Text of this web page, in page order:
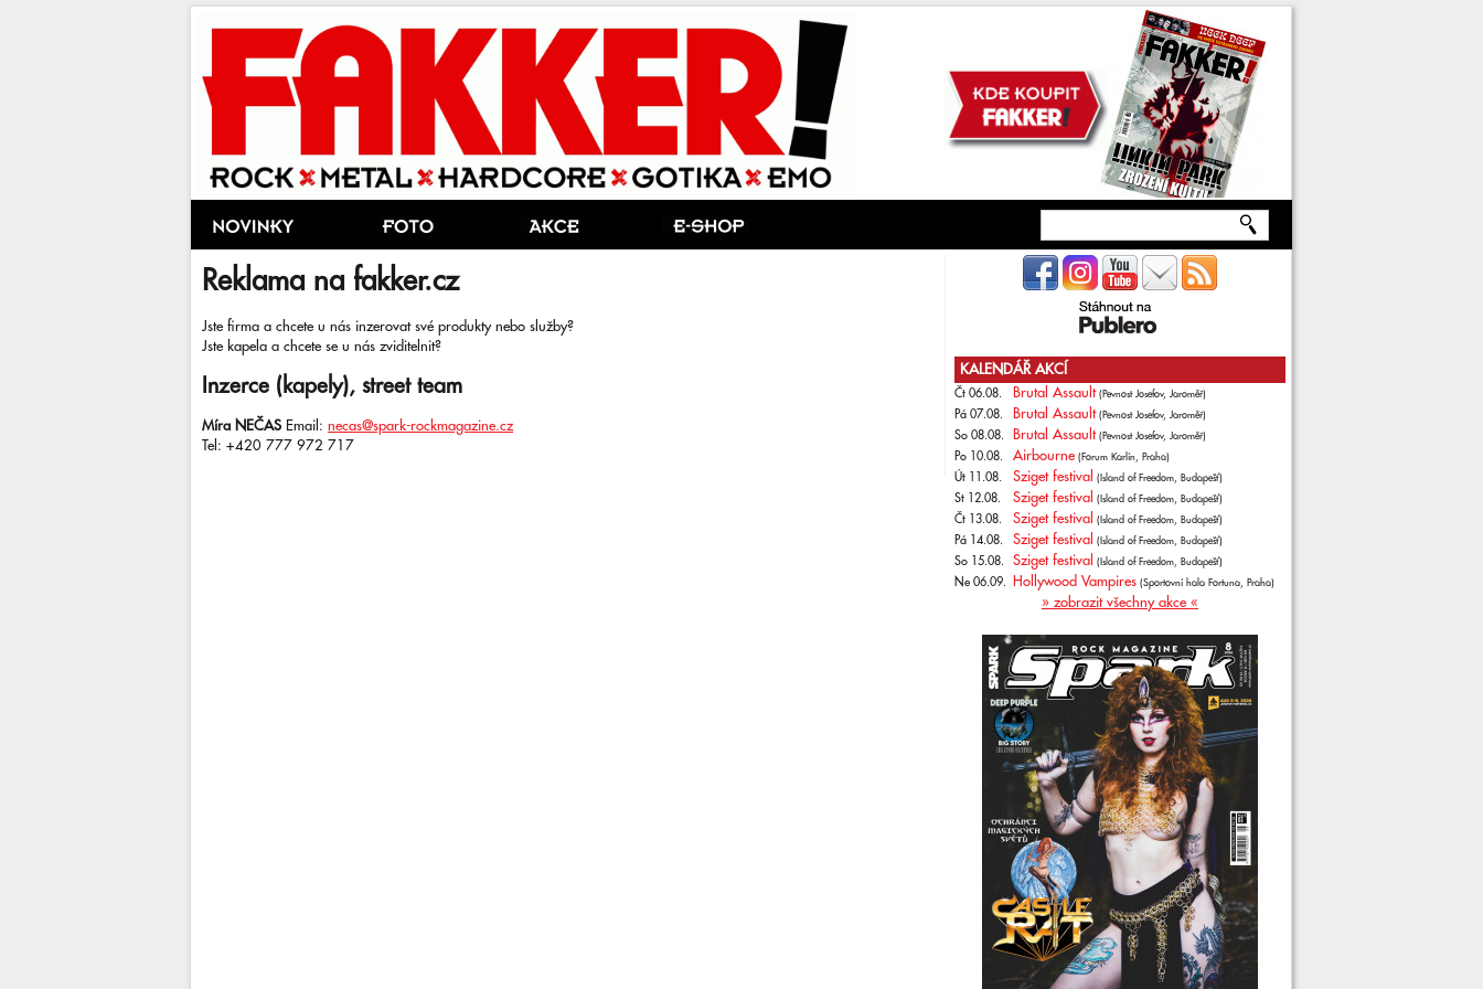
Reklama na fakker.cz
Jste firma a chcete u nás inzerovat své produkty nebo služby?
Jste kapela a chcete se u nás zviditelnit?
Inzerce (kapely), street team
Míra NEČAS Email: necas@spark-rockmagazine.cz
Tel: +420 777 972 717
KALENDÁŘ AKCÍ
Čt 06.08. Brutal Assault (Pevnost Josefov, Jaroměř)
Pá 07.08. Brutal Assault (Pevnost Josefov, Jaroměř)
So 08.08. Brutal Assault (Pevnost Josefov, Jaroměř)
Po 10.08. Airbourne (Forum Karlín, Praha)
Út 11.08. Sziget festival (Island of Freedom, Budapešť)
St 12.08. Sziget festival (Island of Freedom, Budapešť)
Čt 13.08. Sziget festival (Island of Freedom, Budapešť)
Pá 14.08. Sziget festival (Island of Freedom, Budapešť)
So 15.08. Sziget festival (Island of Freedom, Budapešť)
Ne 06.09. Hollywood Vampires (Sportovní hala Fortuna, Praha)
» zobrazit všechny akce «